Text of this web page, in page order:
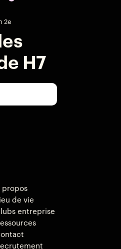
2e
H7
propos
de vie
entreprise